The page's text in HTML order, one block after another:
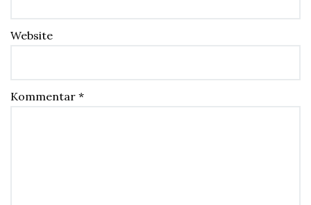
Website
Kommentar *